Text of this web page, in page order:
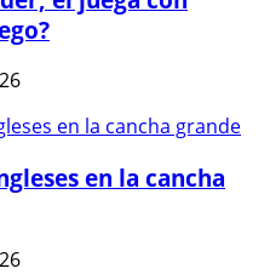
en la cancha